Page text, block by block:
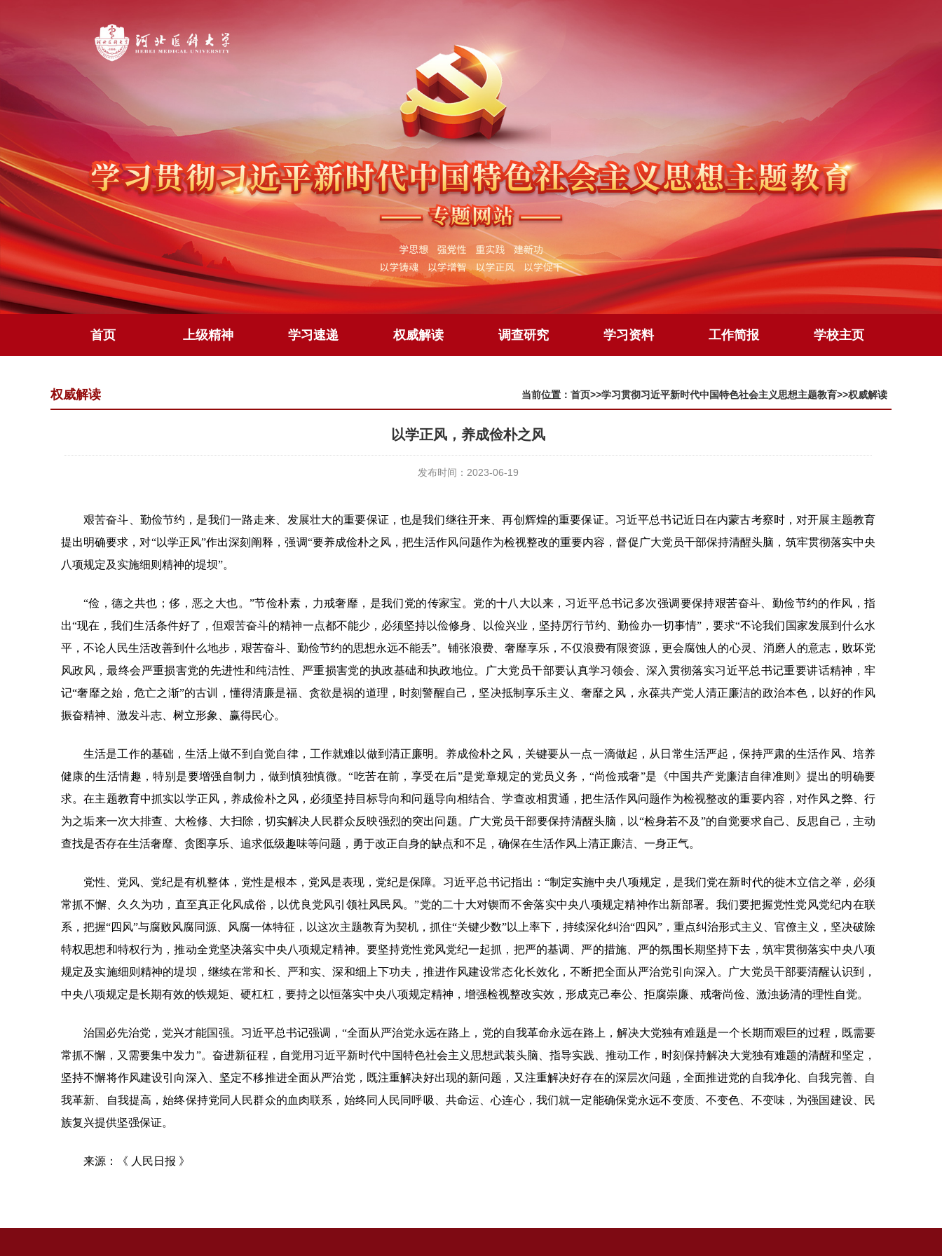
首页 上级精神 学习速递 权威解读 调查研究 学习资料 工作简报 学校主页
权威解读 当前位置： 首页>>学习贯彻习近平新时代中国特色社会主义思想主题教育>>权威解读
以学正风，养成俭朴之风
发布时间：2023-06-19
艰苦奋斗、勤俭节约，是我们一路走来、发展壮大的重要保证，也是我们继往开来、再创辉煌的重要保证。习近平总书记近日在内蒙古考察时，对开展主题教育
提出明确要求，对“以学正风”作出深刻阐释，强调“要养成俭朴之风，把生活作风问题作为检视整改的重要内容，督促广大党员干部保持清醒头脑，筑牢贯彻落实中央
八项规定及实施细则精神的堤坝”。
“俭，德之共也；侈，恶之大也。”节俭朴素，力戒奢靡，是我们党的传家宝。党的十八大以来，习近平总书记多次强调要保持艰苦奋斗、勤俭节约的作风，指
出“现在，我们生活条件好了，但艰苦奋斗的精神一点都不能少，必须坚持以俭修身、以俭兴业，坚持厉行节约、勤俭办一切事情”，要求“不论我们国家发展到什么水
平，不论人民生活改善到什么地步，艰苦奋斗、勤俭节约的思想永远不能丢”。铺张浪费、奢靡享乐，不仅浪费有限资源，更会腐蚀人的心灵、消磨人的意志，败坏党
风政风，最终会严重损害党的先进性和纯洁性、严重损害党的执政基础和执政地位。广大党员干部要认真学习领会、深入贯彻落实习近平总书记重要讲话精神，牢
记“奢靡之始，危亡之渐”的古训，懂得清廉是福、贪欲是祸的道理，时刻警醒自己，坚决抵制享乐主义、奢靡之风，永葆共产党人清正廉洁的政治本色，以好的作风
振奋精神、激发斗志、树立形象、赢得民心。
生活是工作的基础，生活上做不到自觉自律，工作就难以做到清正廉明。养成俭朴之风，关键要从一点一滴做起，从日常生活严起，保持严肃的生活作风、培养
健康的生活情趣，特别是要增强自制力，做到慎独慎微。“吃苦在前，享受在后”是党章规定的党员义务，“尚俭戒奢”是《中国共产党廉洁自律准则》提出的明确要
求。在主题教育中抓实以学正风，养成俭朴之风，必须坚持目标导向和问题导向相结合、学查改相贯通，把生活作风问题作为检视整改的重要内容，对作风之弊、行
为之垢来一次大排查、大检修、大扫除，切实解决人民群众反映强烈的突出问题。广大党员干部要保持清醒头脑，以“检身若不及”的自觉要求自己、反思自己，主动
查找是否存在生活奢靡、贪图享乐、追求低级趣味等问题，勇于改正自身的缺点和不足，确保在生活作风上清正廉洁、一身正气。
党性、党风、党纪是有机整体，党性是根本，党风是表现，党纪是保障。习近平总书记指出：“制定实施中央八项规定，是我们党在新时代的徙木立信之举，必须
常抓不懈、久久为功，直至真正化风成俗，以优良党风引领社风民风。”党的二十大对锲而不舍落实中央八项规定精神作出新部署。我们要把握党性党风党纪内在联
系，把握“四风”与腐败风腐同源、风腐一体特征，以这次主题教育为契机，抓住“关键少数”以上率下，持续深化纠治“四风”，重点纠治形式主义、官僚主义，坚决破除
特权思想和特权行为，推动全党坚决落实中央八项规定精神。要坚持党性党风党纪一起抓，把严的基调、严的措施、严的氛围长期坚持下去，筑牢贯彻落实中央八项
规定及实施细则精神的堤坝，继续在常和长、严和实、深和细上下功夫，推进作风建设常态化长效化，不断把全面从严治党引向深入。广大党员干部要清醒认识到，
中央八项规定是长期有效的铁规矩、硬杠杠，要持之以恒落实中央八项规定精神，增强检视整改实效，形成克己奉公、拒腐崇廉、戒奢尚俭、激浊扬清的理性自觉。
治国必先治党，党兴才能国强。习近平总书记强调，“全面从严治党永远在路上，党的自我革命永远在路上，解决大党独有难题是一个长期而艰巨的过程，既需要
常抓不懈，又需要集中发力”。奋进新征程，自觉用习近平新时代中国特色社会主义思想武装头脑、指导实践、推动工作，时刻保持解决大党独有难题的清醒和坚定，
坚持不懈将作风建设引向深入、坚定不移推进全面从严治党，既注重解决好出现的新问题，又注重解决好存在的深层次问题，全面推进党的自我净化、自我完善、自
我革新、自我提高，始终保持党同人民群众的血肉联系，始终同人民同呼吸、共命运、心连心，我们就一定能确保党永远不变质、不变色、不变味，为强国建设、民
族复兴提供坚强保证。
来源：《 人民日报 》